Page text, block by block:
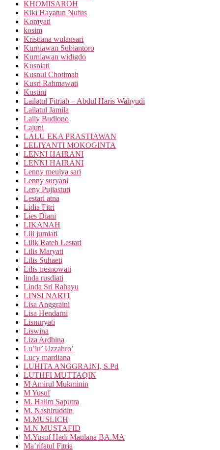
KHOMISAROH
Kiki Hayatun Nufus
Komyati
kosim
Kristiana wulansari
Kurniawan Subiantoro
Kurniawan widigdo
Kusniati
Kusnul Chotimah
Kusri Rahmawati
Kustini
Lailatul Fitriah – Abdul Haris Wahyudi
Lailatul Jamila
Laily Budiono
Lajuni
LALU EKA PRASTIAWAN
LELIYANTI MOKOGINTA
LENNI HAIRANI
LENNI HAIRANI
Lenny meulya sari
Lenny suryani
Leny Pujiastuti
Lestari atna
Lidia Fitri
Lies Diani
LIKANAH
Lili jumiati
Lilik Rateh Lestari
Lilis Maryati
Lilis Suhaeti
Lilis tresnowati
linda rusdiati
Linda Sri Rahayu
LINSI NARTI
Lisa Anggraini
Lisa Hendarni
Lisnuryati
Liswina
Liza Ardhina
Lu’lu’ Uzzahro’
Lucy mardiana
LUHITA ANGGRAINI, S.Pd
LUTHFI MUTTAQIN
M Amirul Mukminin
M Yusuf
M. Halim Saputra
M. Nashiruddin
M.MUSLICH
M.N MUSTAFID
M.Yusuf Hadi Maulana BA.MA
Ma’rifatul Fitria